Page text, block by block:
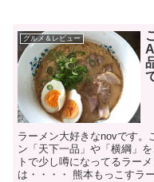
グルメ＆レビュー
ラーメン大好きなnovです。
ン「天下一品」や「横綱」
トで少し噂になってるラー
は・・・・ 熊本もっこすラ